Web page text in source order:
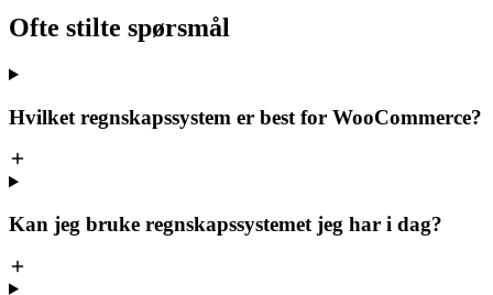
Ofte stilte spørsmål
Hvilket regnskapssystem er best for WooCommerce?
Kan jeg bruke regnskapssystemet jeg har i dag?